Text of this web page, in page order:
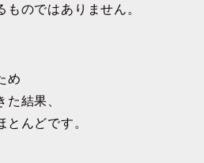
のではありません。
め
結果、
んどです。